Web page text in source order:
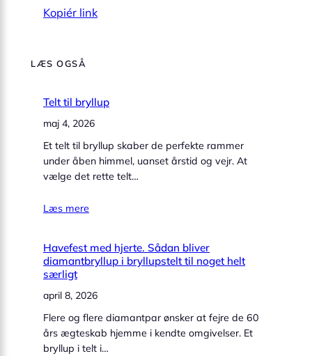
Kopiér link
LÆS OGSÅ
Telt til bryllup
maj 4, 2026
Et telt til bryllup skaber de perfekte rammer
under åben himmel, uanset årstid og vejr. At
vælge det rette telt…
Læs mere
Havefest med hjerte. Sådan bliver
diamantbryllup i bryllupstelt til noget helt
særligt
april 8, 2026
Flere og flere diamantpar ønsker at fejre de 60
års ægteskab hjemme i kendte omgivelser. Et
bryllup i telt i…